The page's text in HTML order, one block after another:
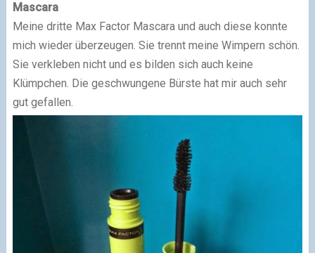
Mascara
Meine dritte Max Factor Mascara und auch diese konnte
mich wieder überzeugen. Sie trennt meine Wimpern schön.
Sie verkleben nicht und es bilden sich auch keine
Klümpchen. Die geschwungene Bürste hat mir auch sehr
gut gefallen.